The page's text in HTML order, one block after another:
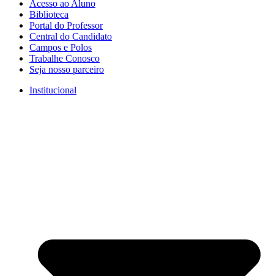
Acesso ao Aluno
Biblioteca
Portal do Professor
Central do Candidato
Campos e Polos
Trabalhe Conosco
Seja nosso parceiro
Institucional